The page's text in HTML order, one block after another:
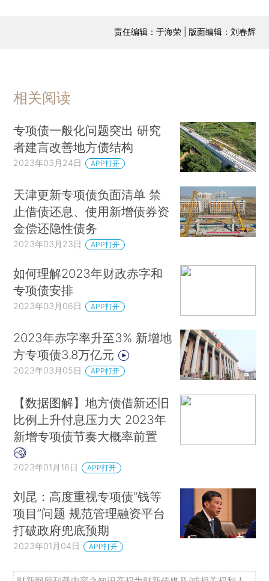
责任编辑：于海荣 | 版面编辑：刘春辉
相关阅读
专项债一般化问题突出 研究
者建言改善地方债结构
2023年03月24日 APP打开
天津更新专项债负面清单 禁
止借债还息、使用新增债券资
金偿还隐性债务
2023年03月23日 APP打开
如何理解2023年财政赤字和
专项债安排
2023年03月06日 APP打开
2023年赤字率升至3% 新增地
方专项债3.8万亿元
2023年03月05日 APP打开
【数据图解】地方债借新还旧
比例上升付息压力大 2023年
新增专项债节奏大概率前置
2023年01月16日 APP打开
刘昆：高度重视专项债“钱等
项目”问题 规范管理融资平台
打破政府兜底预期
2023年01月04日 APP打开